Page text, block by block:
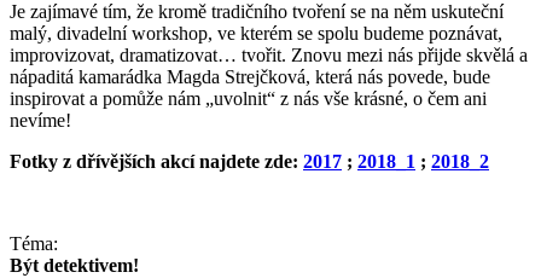
Je zajímavé tím, že kromě tradičního tvoření se na něm uskuteční
malý, divadelní workshop, ve kterém se spolu budeme poznávat,
improvizovat, dramatizovat… tvořit. Znovu mezi nás přijde skvělá a
nápaditá kamarádka Magda Strejčková, která nás povede, bude
inspirovat a pomůže nám „uvolnit“ z nás vše krásné, o čem ani
nevíme!
Fotky z dřívějších akcí najdete zde: 2017 ; 2018_1 ; 2018_2
Téma:
Být detektivem!